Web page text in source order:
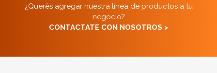
¿Querés agregar nuestra línea de productos a tu
negocio?
CONTACTATE CON NOSOTROS >